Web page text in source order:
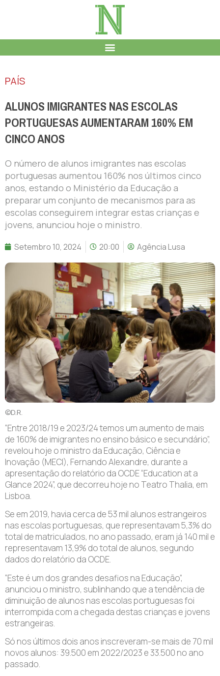
PAÍS
ALUNOS IMIGRANTES NAS ESCOLAS
PORTUGUESAS AUMENTARAM 160% EM
CINCO ANOS
O número de alunos imigrantes nas escolas
portuguesas aumentou 160% nos últimos cinco
anos, estando o Ministério da Educação a
preparar um conjunto de mecanismos para as
escolas conseguirem integrar estas crianças e
jovens, anunciou hoje o ministro.
Setembro 10, 2024 20:00 Agência Lusa
©D.R.
“Entre 2018/19 e 2023/24 temos um aumento de mais
de 160% de imigrantes no ensino básico e secundário”,
revelou hoje o ministro da Educação, Ciência e
Inovação (MECI), Fernando Alexandre, durante a
apresentação do relatório da OCDE “Education at a
Glance 2024”, que decorreu hoje no Teatro Thalia, em
Lisboa.
Se em 2019, havia cerca de 53 mil alunos estrangeiros
nas escolas portuguesas, que representavam 5,3% do
total de matriculados, no ano passado, eram já 140 mil e
representavam 13,9% do total de alunos, segundo
dados do relatório da OCDE.
“Este é um dos grandes desafios na Educação”,
anunciou o ministro, sublinhando que a tendência de
diminuição de alunos nas escolas portuguesas foi
interrompida com a chegada destas crianças e jovens
estrangeiras.
Só nos últimos dois anos inscreveram-se mais de 70 mil
novos alunos: 39.500 em 2022/2023 e 33.500 no ano
passado.